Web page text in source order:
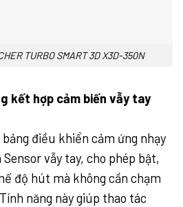
TURBO SMART 3D X3D-350N
kết hợp cảm biến vẫy tay
điều khiển cảm ứng nhạy
vẫy tay, cho phép bật,
độ hút mà không cần chạm
năng này giúp thao tác